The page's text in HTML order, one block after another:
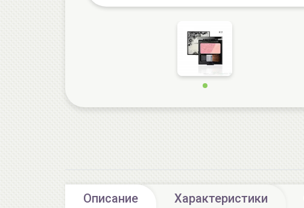
Описание Характеристики